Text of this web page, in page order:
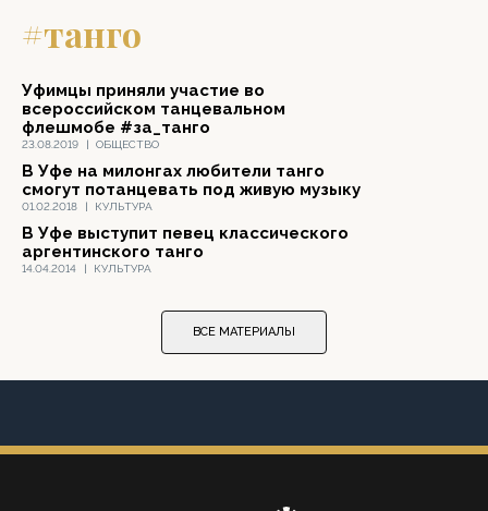
#танго
23.08.2019 | ОБЩЕСТВО
Уфимцы приняли участие во
всероссийском танцевальном
флешмобе #за_танго
01.02.2018 | КУЛЬТУРА
В Уфе на милонгах любители танго
смогут потанцевать под живую музыку
14.04.2014 | КУЛЬТУРА
В Уфе выступит певец классического
аргентинского танго
ВСЕ МАТЕРИАЛЫ